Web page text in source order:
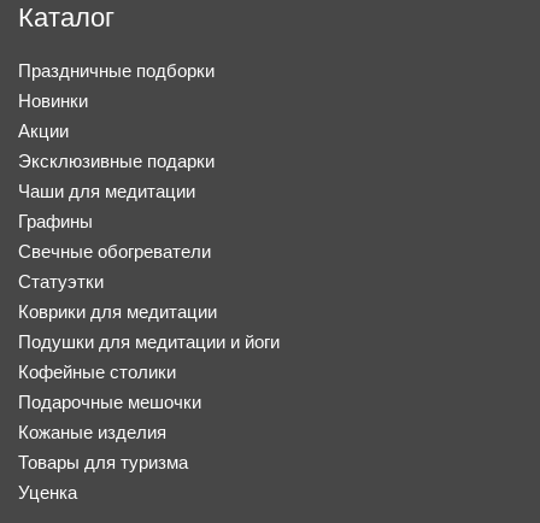
Каталог
Праздничные подборки
Новинки
Акции
Эксклюзивные подарки
Чаши для медитации
Графины
Свечные обогреватели
Статуэтки
Коврики для медитации
Подушки для медитации и йоги
Кофейные столики
Подарочные мешочки
Кожаные изделия
Товары для туризма
Уценка